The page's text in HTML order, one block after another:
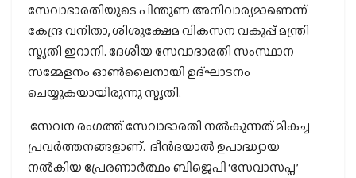
സേവാഭാരതിയുടെ പിന്തുണ അനിവാര്യമാണെന്ന്
കേന്ദ്ര വനിതാ, ശിശുക്ഷേമ വികസന വകുപ്പ് മന്ത്രി
സ്മൃതി ഇറാനി. ദേശീയ സേവാഭാരതി സംസ്ഥാന
സമ്മേളനം ഓണ്‍ലൈനായി ഉദ്ഘാടനം
ചെയ്യുകയായിരുന്നു സ്മൃതി.
സേവന രംഗത്ത് സേവാഭാരതി നല്‍കുന്നത് മികച്ച
പ്രവര്‍ത്തനങ്ങളാണ്. ദീന്‍ദയാല്‍ ഉപാദ്ധ്യായ
നല്‍കിയ പ്രേരണാര്‍ത്ഥം ബിജെപി ‘സേവാസപ്ത’